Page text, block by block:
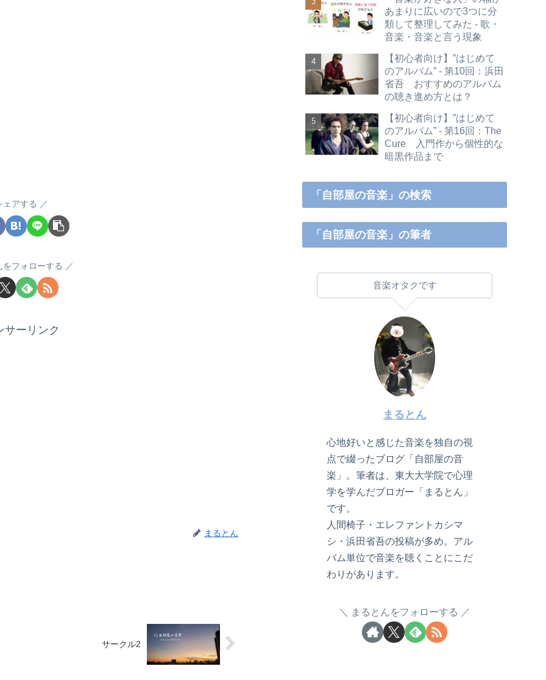
ェアする
をフォローする
サーリンク
まるとん
サークル2
あまりに広いので3つに分
類して整理してみた - 歌・
音楽・音楽と言う現象
【初心者向け】”はじめて
のアルバム” - 第10回：浜田
省吾 おすすめのアルバム
の聴き進め方とは？
【初心者向け】”はじめて
のアルバム” - 第16回：The
Cure 入門作から個性的な
暗黒作品まで
「自部屋の音楽」の検索
「自部屋の音楽」の筆者
音楽オタクです
まるとん
心地好いと感じた音楽を独自の視
点で綴ったブログ「自部屋の音
楽」。筆者は、東大大学院で心理
学を学んだブロガー「まるとん」
です。
人間椅子・エレファントカシマ
シ・浜田省吾の投稿が多め。アル
バム単位で音楽を聴くことにこだ
わりがあります。
まるとんをフォローする